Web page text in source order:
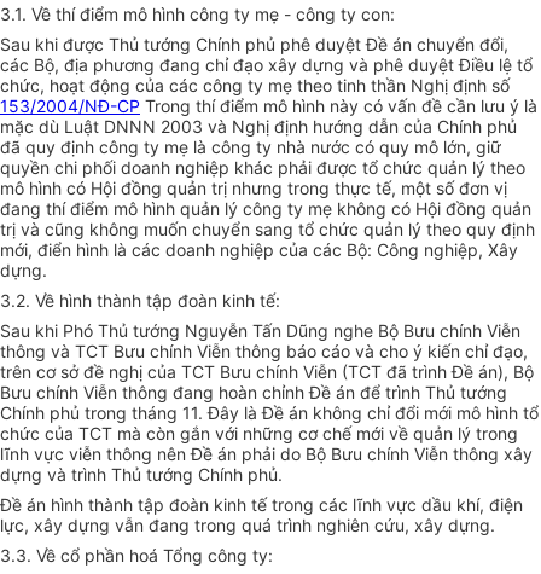
3.1. Về thí điểm mô hình công ty mẹ - công ty con:
Sau khi được Thủ tướng Chính phủ phê duyệt Đề án chuyển đổi,
các Bộ, địa phương đang chỉ đạo xây dựng và phê duyệt Điều lệ tổ
chức, hoạt động của các công ty mẹ theo tinh thần Nghị định số
153/2004/NĐ-CP Trong thí điểm mô hình này có vấn đề cần lưu ý là
mặc dù Luật DNNN 2003 và Nghị định hướng dẫn của Chính phủ
đã quy định công ty mẹ là công ty nhà nước có quy mô lớn, giữ
quyền chi phối doanh nghiệp khác phải được tổ chức quản lý theo
mô hình có Hội đồng quản trị nhưng trong thực tế, một số đơn vị
đang thí điểm mô hình quản lý công ty mẹ không có Hội đồng quản
trị và cũng không muốn chuyển sang tổ chức quản lý theo quy định
mới, điển hình là các doanh nghiệp của các Bộ: Công nghiệp, Xây
dựng.
3.2. Về hình thành tập đoàn kinh tế:
Sau khi Phó Thủ tướng Nguyễn Tấn Dũng nghe Bộ Bưu chính Viễn
thông và TCT Bưu chính Viễn thông báo cáo và cho ý kiến chỉ đạo,
trên cơ sở đề nghị của TCT Bưu chính Viễn (TCT đã trình Đề án), Bộ
Bưu chính Viễn thông đang hoàn chỉnh Đề án để trình Thủ tướng
Chính phủ trong tháng 11. Đây là Đề án không chỉ đổi mới mô hình tổ
chức của TCT mà còn gắn với những cơ chế mới về quản lý trong
lĩnh vực viễn thông nên Đề án phải do Bộ Bưu chính Viễn thông xây
dựng và trình Thủ tướng Chính phủ.
Đề án hình thành tập đoàn kinh tế trong các lĩnh vực dầu khí, điện
lực, xây dựng vẫn đang trong quá trình nghiên cứu, xây dựng.
3.3. Về cổ phần hoá Tổng công ty: